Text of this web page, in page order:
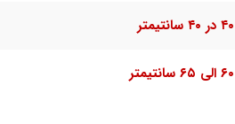
۴۰ در ۴۰ سانتیمتر
۶۰ الی ۶۵ سانتیمتر